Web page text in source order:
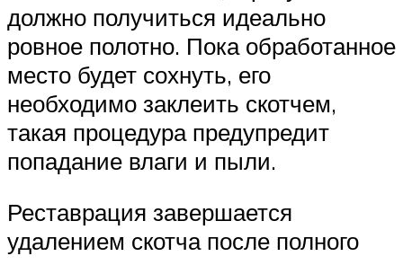
должно получиться идеально
ровное полотно. Пока обработанное
место будет сохнуть, его
необходимо заклеить скотчем,
такая процедура предупредит
попадание влаги и пыли.
Реставрация завершается
удалением скотча после полного